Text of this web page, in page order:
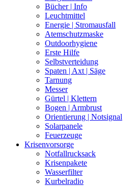
Bücher | Info
Leuchtmittel
Energie | Stromausfall
Atemschutzmaske
Outdoorhygiene
Erste Hilfe
Selbstverteidung
Spaten | Axt | Säge
Tarnung
Messer
Gürtel | Klettern
Bogen | Armbrust
Orientierung | Notsignal
Solarpanele
Feuerzeuge
Krisenvorsorge
Notfallrucksack
Krisenpakete
Wasserfilter
Kurbelradio